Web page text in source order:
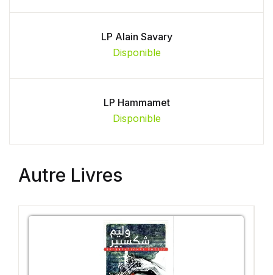
LP Alain Savary
Disponible
LP Hammamet
Disponible
Autre Livres